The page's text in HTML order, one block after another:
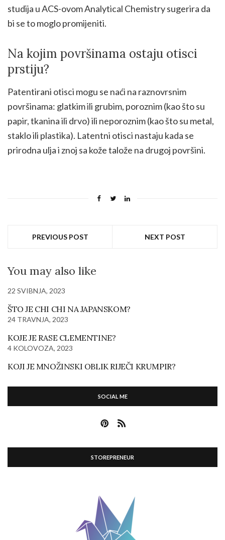
studija u ACS-ovom Analytical Chemistry sugerira da
bi se to moglo promijeniti.
Na kojim površinama ostaju otisci
prstiju?
Patentirani otisci mogu se naći na raznovrsnim
površinama: glatkim ili grubim, poroznim (kao što su
papir, tkanina ili drvo) ili neporoznim (kao što su metal,
staklo ili plastika). Latentni otisci nastaju kada se
prirodna ulja i znoj sa kože talože na drugoj površini.
PREVIOUS POST NEXT POST
You may also like
22 SVIBNJA, 2023
ŠTO JE CHI CHI NA JAPANSKOM?
24 TRAVNJA, 2023
KOJE JE RASE CLEMENTINE?
4 KOLOVOZA, 2023
KOJI JE MNOŽINSKI OBLIK RIJEČI KRUMPIR?
SOCIAL ME
STOREPRENEUR